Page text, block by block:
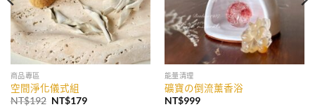
商品專區
空間淨化儀式組
NT$192 原
NT$179目
能量清理
礦寶の倒流薰香浴
NT$999